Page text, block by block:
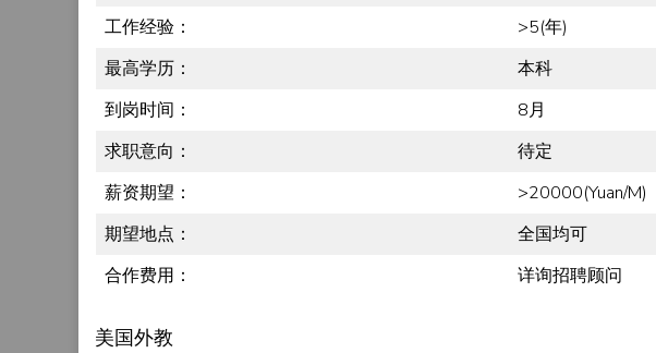
工作经验：
>5(年)
最高学历：
本科
到岗时间：
8月
求职意向：
待定
薪资期望：
>20000(Yuan/M)
期望地点：
全国均可
合作费用：
详询招聘顾问
美国外教